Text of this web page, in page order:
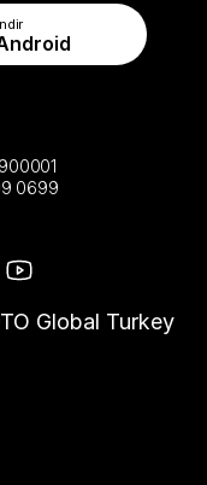
0699
Global Turkey